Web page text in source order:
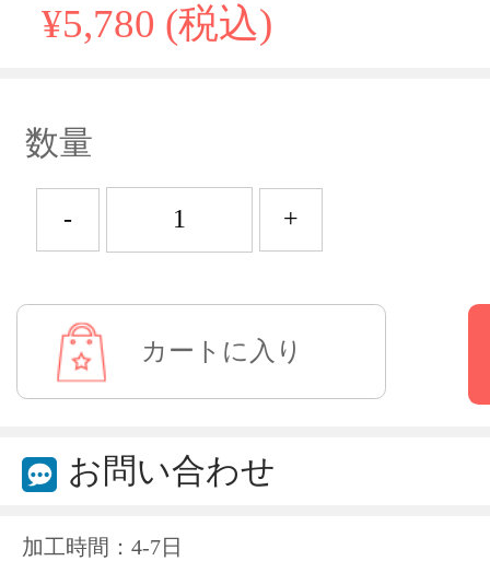
¥5,780 (税込)
数量
- +
お問い合わせ
加工時間：4-7日